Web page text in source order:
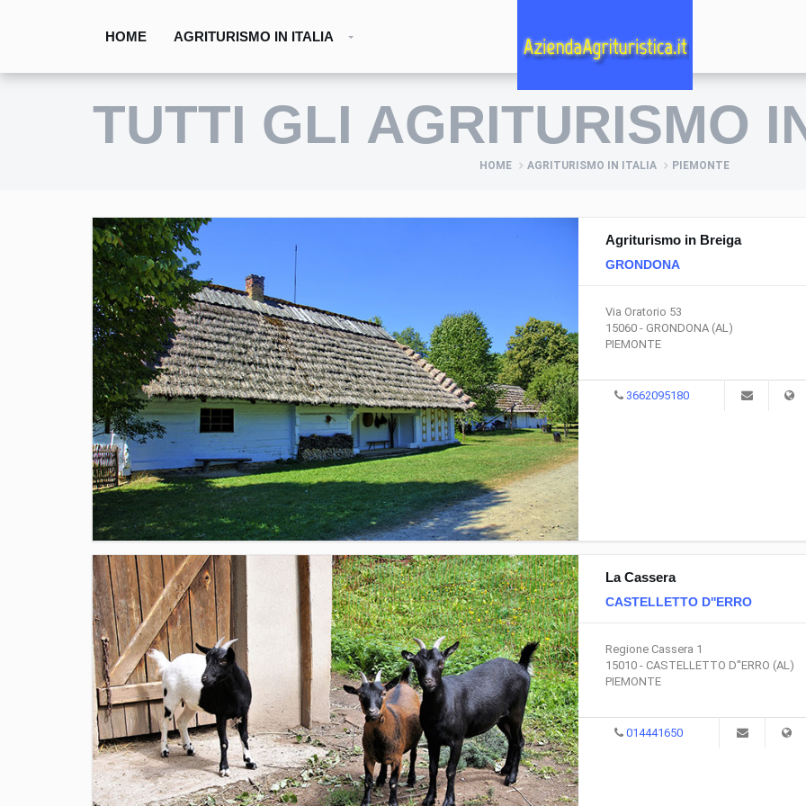
HOME AGRITURISMO IN ITALIA
TUTTI GLI AGRITURISMO
HOME AGRITURISMO IN ITALIA PIEMONTE
Agriturismo in Breiga
GRONDONA
Via Oratorio 53
15060 - GRONDONA (AL)
PIEMONTE
3662095180
La Cassera
CASTELLETTO D''ERRO
Regione Cassera 1
15010 - CASTELLETTO D''ERRO (AL)
PIEMONTE
014441650